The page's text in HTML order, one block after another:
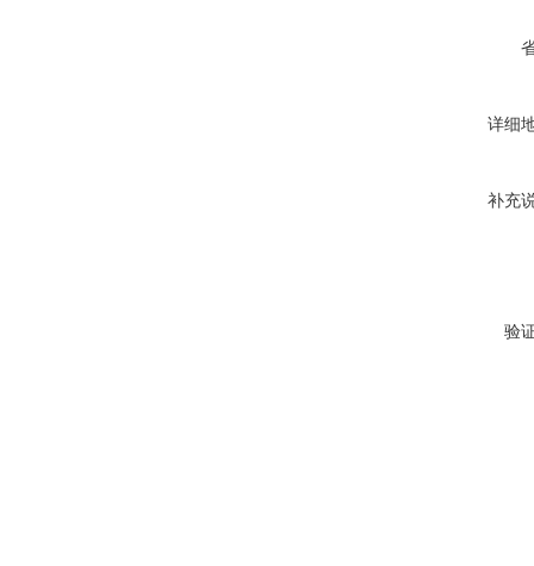
详细
补充
验